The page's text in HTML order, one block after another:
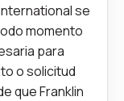
se
momento
para
o solicitud
que Franklin